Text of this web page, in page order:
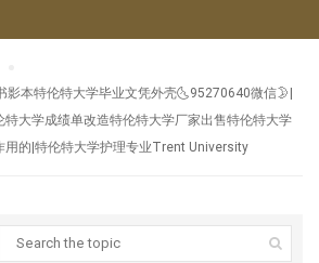
影本特伦特大学毕业文凭外壳🌜95270640微信🌛|
大学成绩单改造特伦特大学厂家出售特伦特大学
用的|特伦特大学护理专业Trent University